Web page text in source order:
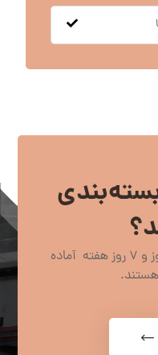
کارشناسان ما در 24 ساعت روز و 7 روز هفته آماده